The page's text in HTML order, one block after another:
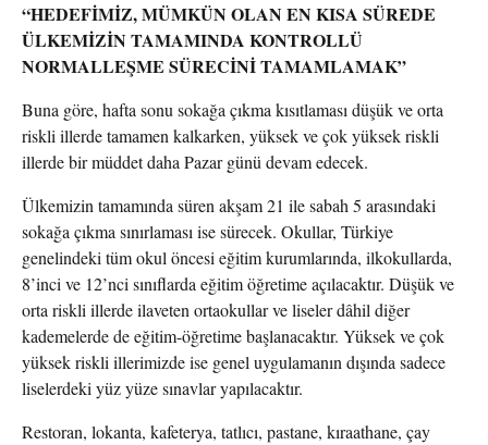
“HEDEFİMİZ, MÜMKÜN OLAN EN KISA SÜREDE
ÜLKEMİZİN TAMAMINDA KONTROLLÜ
NORMALLEŞME SÜRECİNİ TAMAMLAMAK”
Buna göre, hafta sonu sokağa çıkma kısıtlaması düşük ve orta
riskli illerde tamamen kalkarken, yüksek ve çok yüksek riskli
illerde bir müddet daha Pazar günü devam edecek.
Ülkemizin tamamında süren akşam 21 ile sabah 5 arasındaki
sokağa çıkma sınırlaması ise sürecek. Okullar, Türkiye
genelindeki tüm okul öncesi eğitim kurumlarında, ilkokullarda,
8’inci ve 12’nci sınıflarda eğitim öğretime açılacaktır. Düşük ve
orta riskli illerde ilaveten ortaokullar ve liseler dâhil diğer
kademelerde de eğitim-öğretime başlanacaktır. Yüksek ve çok
yüksek riskli illerimizde ise genel uygulamanın dışında sadece
liselerdeki yüz yüze sınavlar yapılacaktır.
Restoran, lokanta, kafeterya, tatlıcı, pastane, kıraathane, çay